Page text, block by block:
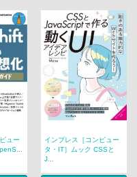
ュー
インプレス［コンピュー
タ・IT］ムック CSSと
J...